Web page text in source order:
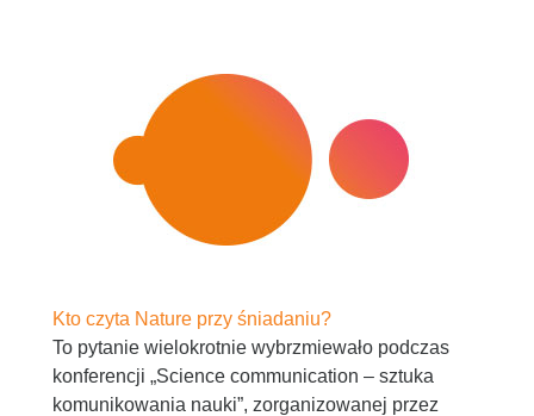
Kto czyta Nature przy śniadaniu?
To pytanie wielokrotnie wybrzmiewało podczas
konferencji „Science communication – sztuka
komunikowania nauki”, zorganizowanej przez